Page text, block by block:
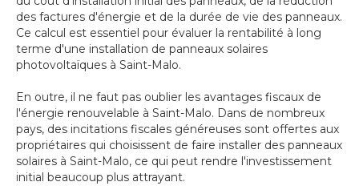
des factures d'énergie et de la durée de vie des panneaux.
Ce calcul est essentiel pour évaluer la rentabilité à long
terme d'une installation de panneaux solaires
photovoltaïques à Saint-Malo.
En outre, il ne faut pas oublier les avantages fiscaux de
l'énergie renouvelable à Saint-Malo. Dans de nombreux
pays, des incitations fiscales généreuses sont offertes aux
propriétaires qui choisissent de faire installer des panneaux
solaires à Saint-Malo, ce qui peut rendre l'investissement
initial beaucoup plus attrayant.